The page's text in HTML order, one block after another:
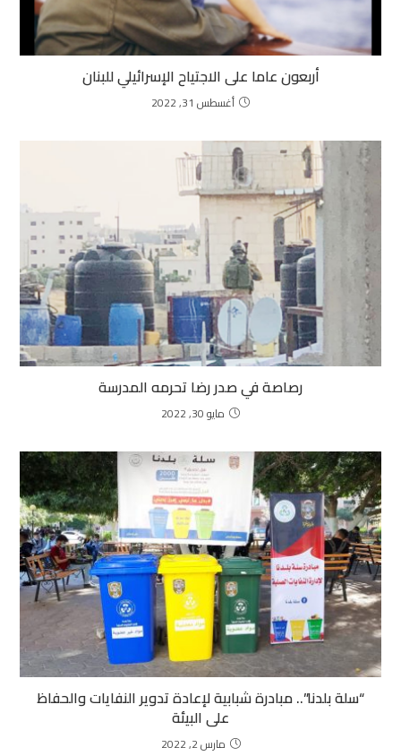
أربعون عاما على الاجتياح الإسرائيلي للبنان
أغسطس 31, 2022
رصاصة في صدر رضا تحرمه المدرسة
مايو 30, 2022
“سلة بلدنا”.. مبادرة شبابية لإعادة تدوير النفايات والحفاظ
على البيئة
مارس 2, 2022